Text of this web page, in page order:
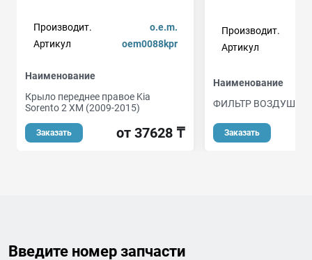
Производит.
o.e.m.
Артикул
oem0088kpr
Наименование
Крыло переднее правое Kia
Sorento 2 XM (2009-2015)
Заказать от 37628 ₸
Производит.
Артикул
Наименование
ФИЛЬТР
Заказать
Введите номер запчасти